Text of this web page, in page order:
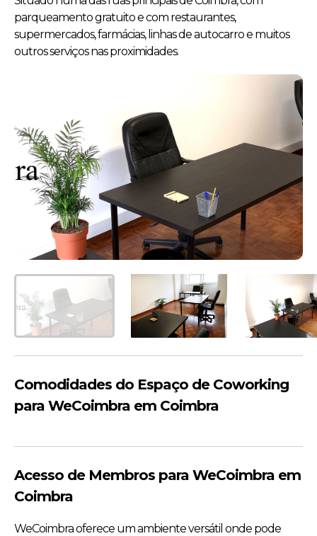
parqueamento gratuito e com restaurantes,
supermercados, farmácias, linhas de autocarro e muitos
outros serviços nas proximidades.
Comodidades do Espaço de Coworking
para WeCoimbra em Coimbra
Acesso de Membros para WeCoimbra em
Coimbra
WeCoimbra oferece um ambiente versátil onde pode